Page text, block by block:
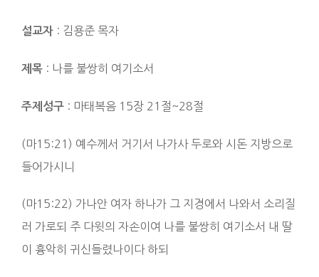
설교자 : 김용준 목자
제목 : 나를 불쌍히 여기소서
주제성구 : 마태복음 15장 21절~28절
(마15:21) 예수께서 거기서 나가사 두로와 시돈 지방으로
들어가시니
(마15:22) 가나안 여자 하나가 그 지경에서 나와서 소리질
러 가로되 주 다윗의 자손이여 나를 불쌍히 여기소서 내 딸
이 흉악히 귀신들렸나이다 하되